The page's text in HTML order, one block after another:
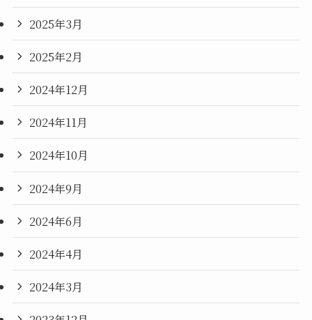
2025年3月
2025年2月
2024年12月
2024年11月
2024年10月
2024年9月
2024年6月
2024年4月
2024年3月